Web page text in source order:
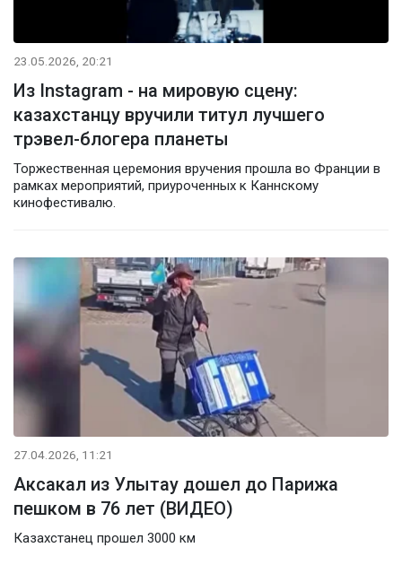
23.05.2026, 20:21
Из Instagram - на мировую сцену:
казахстанцу вручили титул лучшего
трэвел-блогера планеты
Торжественная церемония вручения прошла во Франции в
рамках мероприятий, приуроченных к Каннскому
кинофестивалю.
27.04.2026, 11:21
Аксакал из Улытау дошел до Парижа
пешком в 76 лет (ВИДЕО)
Казахстанец прошел 3000 км